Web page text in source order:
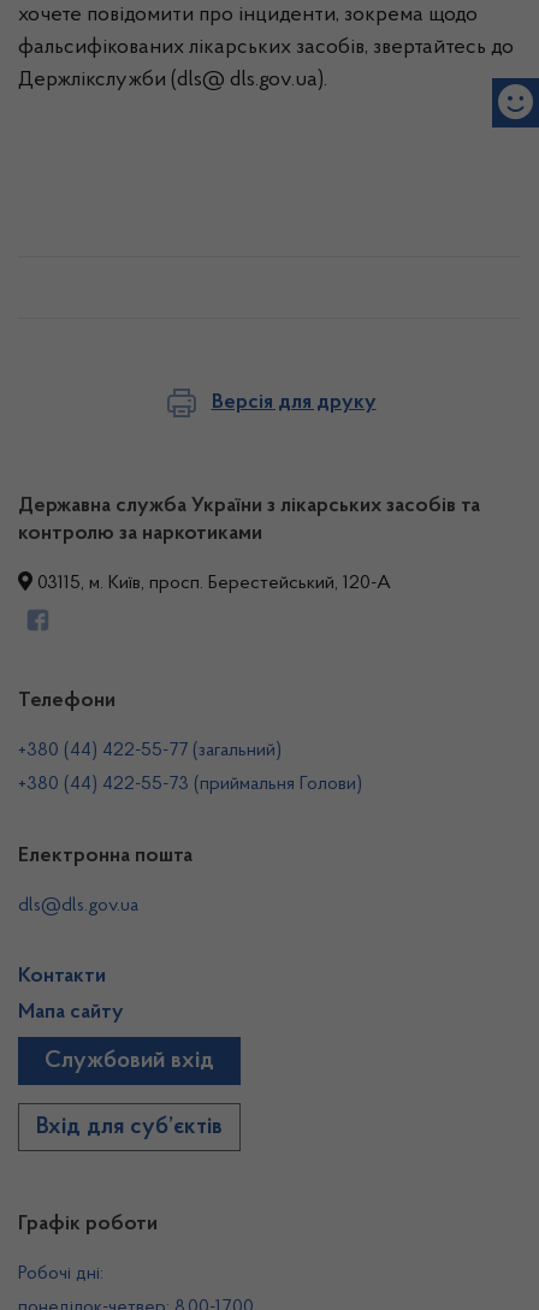
хочете повідомити про інциденти, зокрема щодо
фальсифікованих лікарських засобів, звертайтесь до
Держлікслужби (dls@ dls.gov.ua).
Версія для друку
Державна служба України з лікарських засобів та
контролю за наркотиками
03115, м. Київ, просп. Берестейський, 120-А
Графік роботи
Робочі дні:
Телефони
+380 (44) 422-55-77 (загальний)
+380 (44) 422-55-73 (приймальня Голови)
Електронна пошта
dls@dls.gov.ua
Контакти
Мапа сайту
Службовий вхід
Вхід для суб’єктів